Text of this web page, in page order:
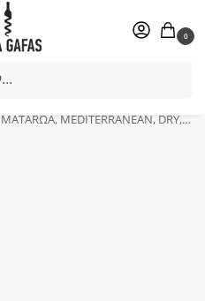
0
αγαπημένο σας πρόσωπο.
MATARΩA, MEDITERRANEAN, DRY, GIN, ROSE, (0.7Lt)